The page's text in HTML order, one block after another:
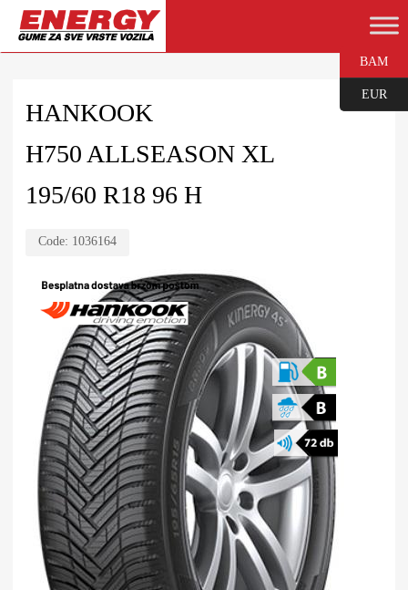
HANKOOK
H750 ALLSEASON XL
195/60 R18 96 H
Code: 1036164
BAM
EUR